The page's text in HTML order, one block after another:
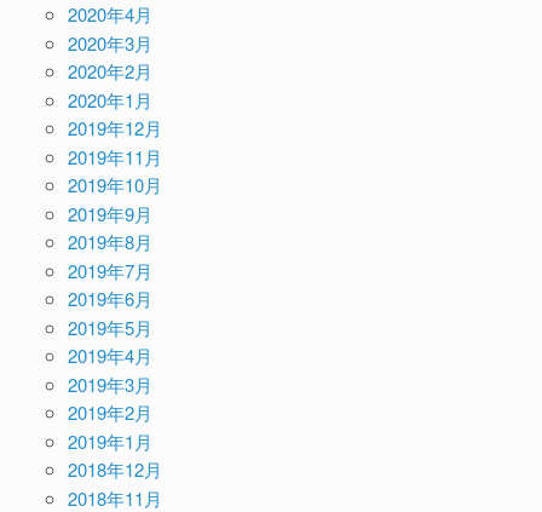
2020年4月
2020年3月
2020年2月
2020年1月
2019年12月
2019年11月
2019年10月
2019年9月
2019年8月
2019年7月
2019年6月
2019年5月
2019年4月
2019年3月
2019年2月
2019年1月
2018年12月
2018年11月